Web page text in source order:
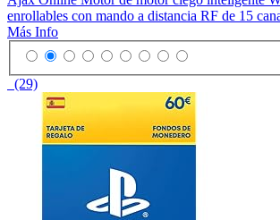
enrollables con mando a distancia RF de 15
Más Info
(29)